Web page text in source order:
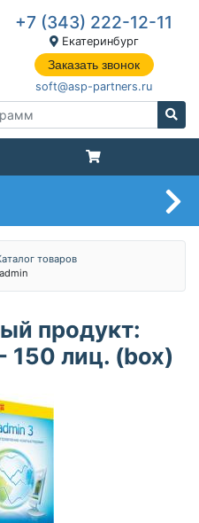
+7 (343) 222-12-11
Екатеринбург
Заказать звонок
soft@asp-partners.ru
товаров
продукт:
150 лиц. (box)